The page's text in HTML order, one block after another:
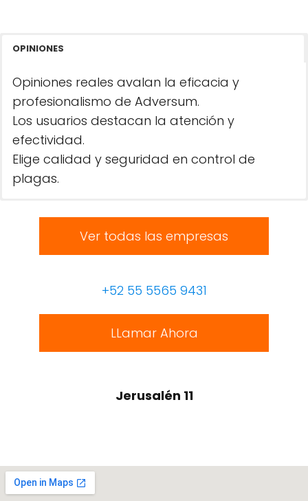
OPINIONES
Opiniones reales avalan la eficacia y
profesionalismo de Adversum.
Los usuarios destacan la atención y
efectividad.
Elige calidad y seguridad en control de
plagas.
Ver todas las empresas
+52 55 5565 9431
LLamar Ahora
Jerusalén 11